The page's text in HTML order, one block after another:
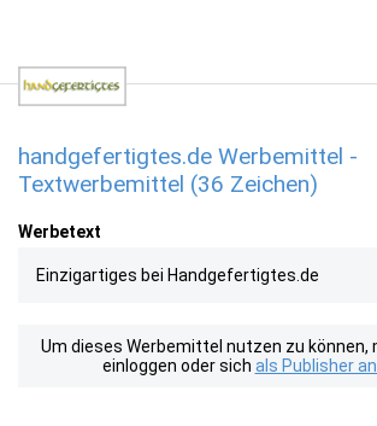
handgefertigtes.de Werbemittel -
Textwerbemittel (36 Zeichen)
Werbetext
Einzigartiges bei Handgefertigtes.de
Um dieses Werbemittel nutzen zu können,
einloggen oder sich als Publisher